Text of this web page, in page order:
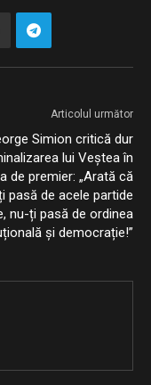
Articolul următor
Simion critică dur
lui Veștea în
de premier: „Arată că
pasă de acele partide
nu-ți pasă de ordinea
și democrație!”